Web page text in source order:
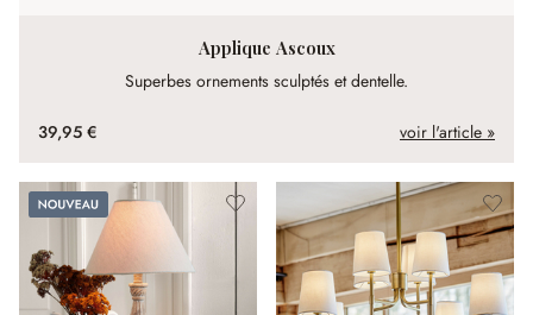
Applique Ascoux
Superbes ornements sculptés et dentelle.
39,95 € voir l'article »
Nouveau